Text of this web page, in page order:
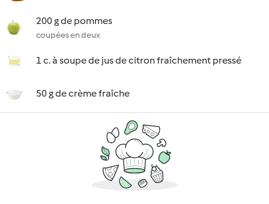
200 g de pommes
coupées en deux
1 c. à soupe de jus de citron fraîchement pressé
50 g de crème fraîche